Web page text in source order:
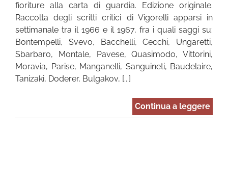
fioriture alla carta di guardia. Edizione originale.
Raccolta degli scritti critici di Vigorelli apparsi in
settimanale tra il 1966 e il 1967, fra i quali saggi su:
Bontempelli, Svevo, Bacchelli, Cecchi, Ungaretti,
Sbarbaro, Montale, Pavese, Quasimodo, Vittorini,
Moravia, Parise, Manganelli, Sanguineti, Baudelaire,
Tanizaki, Doderer, Bulgakov, [...]
Continua a leggere